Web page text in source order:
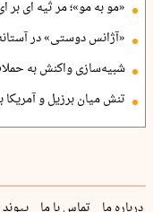
«مو به مو»؛ مر ثیه ای
«آژانس دوستی» در
شبیه‌سازی واکنش به
تنش میان برزیل و